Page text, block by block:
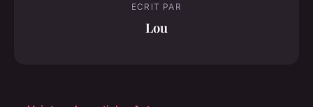
ECRIT PAR
Lou